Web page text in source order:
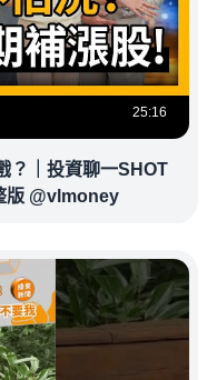
25:16
？｜投資聊一SHOT
版 @vlmoney